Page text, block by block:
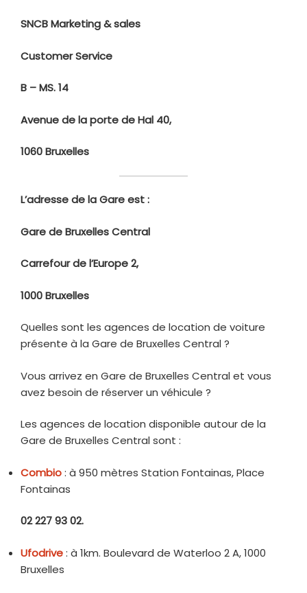
SNCB Marketing & sales
Customer Service
B – MS. 14
Avenue de la porte de Hal 40,
1060 Bruxelles
L’adresse de la Gareest :
Gare de Bruxelles Central
Carrefour de l’Europe 2,
1000 Bruxelles
Quelles sont les agences de location de voiture
présente à la Gare de Bruxelles Central ?
Vous arrivez en Gare de Bruxelles Central et vous
avez besoin de réserver un véhicule ?
Les agences de location disponible autour de la
Gare de Bruxelles Central sont :
Combio: à 950 mètres Station Fontainas, Place
Fontainas
02 227 93 02.
Ufodrive: à 1km. Boulevard de Waterloo 2 A, 1000
Bruxelles